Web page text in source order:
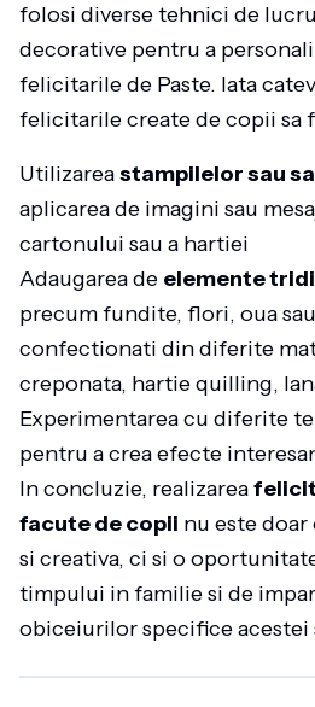
folosi diverse tehnici de
decorative pentru a
felicitarile de Paste. Iata
felicitarile create de copii sa
Utilizareastampilelor sau
aplicarea de imagini sau
cartonului sau a hartiei
Adaugarea de elemente
precum fundite, flori, oua
confectionati din diferite
creponata, hartie quilling,
Experimentarea cu diferite
pentru a crea efecte
In concluzie, realizarea
facute de copii nu este
si creativa, ci si o
timpului in familie si de
obiceiurilor specifice acestei